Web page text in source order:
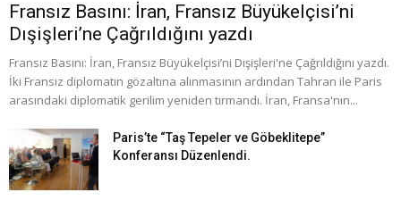
Fransız Basını: İran, Fransız Büyükelçisi’ni
Dışişleri’ne Çağrıldığını yazdı
Fransız Basını: İran, Fransız Büyükelçisi’ni Dışişleri'ne Çağrıldığını yazdı.
İki Fransız diplomatın gözaltına alınmasının ardından Tahran ile Paris
arasındaki diplomatik gerilim yeniden tırmandı. İran, Fransa'nın...
Paris’te “Taş Tepeler ve Göbeklitepe”
Konferansı Düzenlendi.